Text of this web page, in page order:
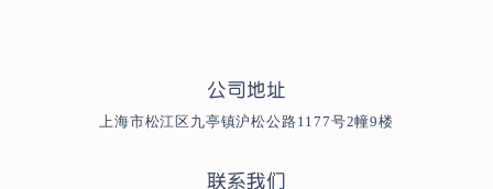
公司地址
上海市松江区九亭镇沪松公路1177号2幢9楼
联系我们